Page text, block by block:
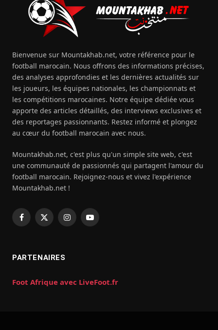
Bienvenue sur Mountakhab.net, votre référence pour le
football marocain. Nous offrons des informations précises,
des analyses approfondies et les dernières actualités sur
les joueurs, les équipes nationales, les championnats et
les compétitions marocaines. Notre équipe dédiée vous
apporte des articles détaillés, des interviews exclusives et
des reportages passionnants. Restez informé et plongez
au cœur du football marocain avec nous.
Mountakhab.net, c'est plus qu'un simple site web, c'est
une communauté de passionnés qui partagent l'amour du
football marocain. Rejoignez-nous et vivez l'expérience
Mountakhab.net !
Facebook
X
InstagramYouTube
PARTENAIRES
Foot Afrique avec LiveFoot.fr